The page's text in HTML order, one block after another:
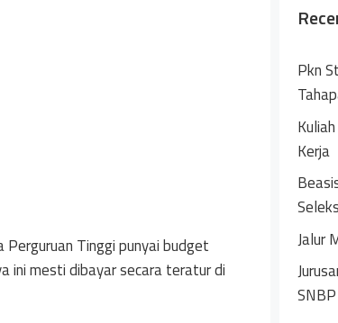
Tinggi punyai budget
ini mesti dibayar secara teratur di
Pkn
Kerja
Jalur